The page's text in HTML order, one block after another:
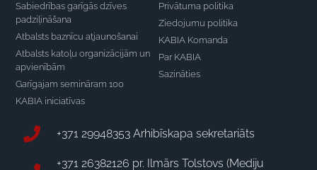
Sabiedrības garīgās dzīves
padziļināšana
Atbalsts baznīcu atjaunošanai
Atbalsts katoļu organizācijām un
apvienībām
Garīgajam semināram 100
KABIA iniciatīvas
Privātuma politika
Ziedojumu politika
KABIA Komanda
Par KABIA
Sazināties
+371 29948353 Arhibīskapa sekretariāts
+371 26382126 pr. Ilmārs Tolstovs (Mediju